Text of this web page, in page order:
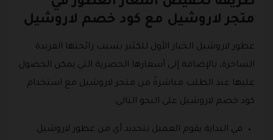
متجر لاروشيل مع كود خصم لاروشيل
عطور لاروشيل الخيار الأول للكثير بسبب رائحتها الفريدة
الساحرة، بالإضافة إلى أسعارها الحصرية التي يمكن الحصول
عليها عند الطلب مباشرةً من متجر لاروشيل مع استخدام
كود خصم لاروشيل على النحو التالي:
في البداية يقوم العميل بتحديد أي من عطور لاروشيل